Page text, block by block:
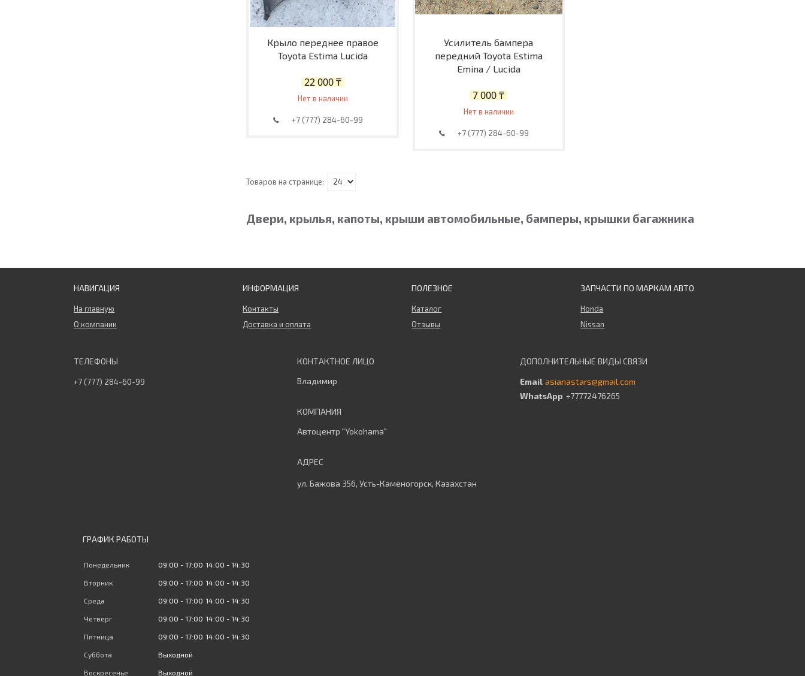
Крыло переднее правое
Toyota Estima Lucida
22 000 ₸
Нет в наличии
+7 (777) 284-60-99
Усилитель бампера
передний Toyota Estima
Emina / Lucida
7 000 ₸
Нет в наличии
+7 (777) 284-60-99
Двери, крылья, капоты, крыши автомобильные, бамперы, крышки багажника
НАВИГАЦИЯ
На главную
О компании
ИНФОРМАЦИЯ
Контакты
Доставка и оплата
ПОЛЕЗНОЕ
Каталог
Отзывы
ЗАПЧАСТИ ПО МАРКАМ АВТО
Honda
Nissan
+7 (777) 284-60-99 Владимир
Автоцентр "Yokohama"
ул. Бажова 356, Усть-Каменогорск, Казахстан
asianastars@gmail.com
+77772476265
ГРАФИК РАБОТЫ
Понедельник 09:00 17:00 14:00 14:30
Вторник 09:00 17:00 14:00 14:30
Среда 09:00 17:00 14:00 14:30
Четверг 09:00 17:00 14:00 14:30
Пятница 09:00 17:00 14:00 14:30
Суббота Выходной
Воскресенье Выходной